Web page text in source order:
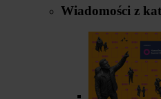
Wiadomości z